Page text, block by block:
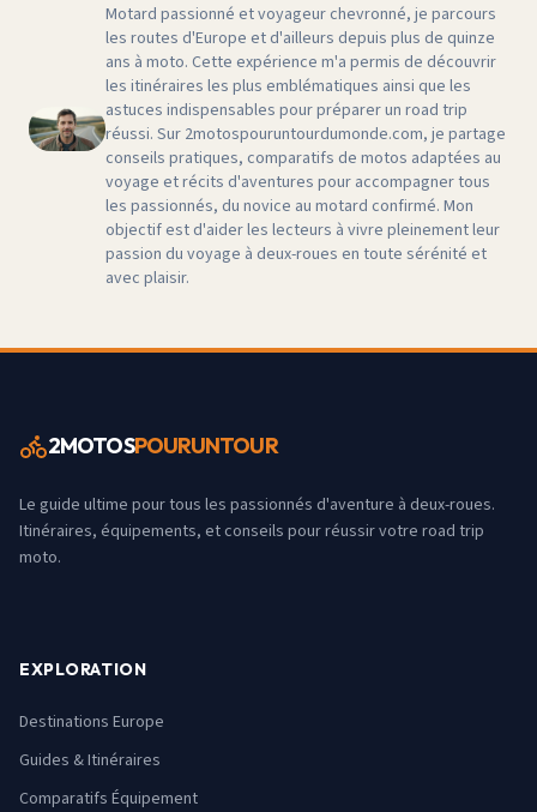
Motard passionné et voyageur chevronné, je parcours
les routes d'Europe et d'ailleurs depuis plus de quinze
ans à moto. Cette expérience m'a permis de découvrir
les itinéraires les plus emblématiques ainsi que les
astuces indispensables pour préparer un road trip
réussi. Sur 2motospouruntourdumonde.com, je partage
conseils pratiques, comparatifs de motos adaptées au
voyage et récits d'aventures pour accompagner tous
les passionnés, du novice au motard confirmé. Mon
objectif est d'aider les lecteurs à vivre pleinement leur
passion du voyage à deux-roues en toute sérénité et
avec plaisir.
2MOTOSPOURUNTOUR
Le guide ultime pour tous les passionnés d'aventure à deux-roues.
Itinéraires, équipements, et conseils pour réussir votre road trip
moto.
EXPLORATION
Destinations Europe
Guides & Itinéraires
Comparatifs Équipement